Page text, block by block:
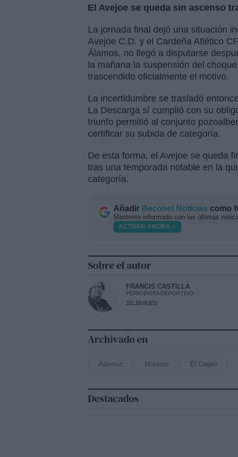
El Avejoe se queda sin ascenso
La jornada final dejó una situación
Avejoe C.D. y el Cardeña Atlético
Álamos, no llegó a disputarse
la mañana la suspensión del
trascendido oficialmente el motivo.
La incertidumbre se trasladó
La Descarga sí cumplió con su
triunfo permitió al conjunto
certificar su subida de categoría.
De esta forma, el Avejoe se queda
tras una temporada notable en la
categoría.
Añadir Beconet Noticias como
Mantente informado con las últimas
ACTIVAR AHORA
Sobre el autor
FRANCIS CASTILLA
PERIODISTA DEPORTIVO
Ver biografía
Archivado en
Adamuz Montoro El Carpio
Destacados